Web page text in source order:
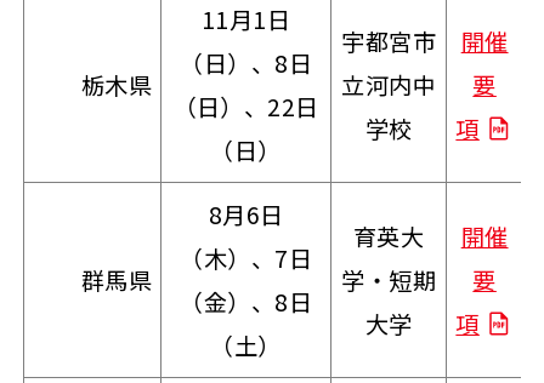
栃木県
11月1日
（日）、8日
（日）、22日
（日）
宇都宮市
立河内中
学校
開催
要
項
群馬県
8月6日
（木）、7日
（金）、8日
（土）
育英大
学・短期
大学
開催
要
項